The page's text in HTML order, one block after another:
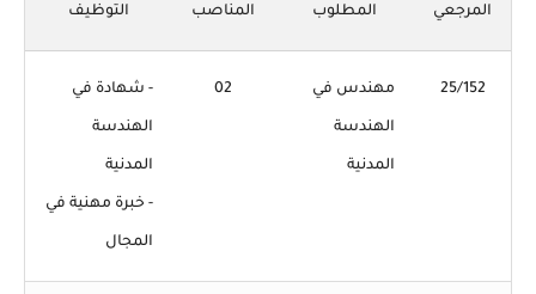
المرجعي المطلوب المناصب التوظيف
25/152 مهندس في
الهندسة
المدنية
02 - شهادة في
الهندسة
المدنية
- خبرة مهنية في
المجال